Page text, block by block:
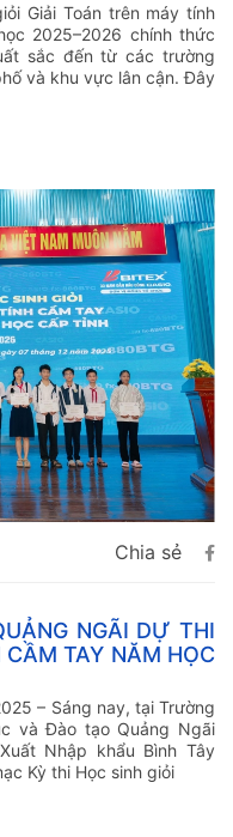
Giải Toán trên máy tính
2025–2026 chính thức
sắc đến từ các trường
và khu vực lân cận. Đây
Chia sẻ
NGÃI DỰ THI
TAY NĂM HỌC
– Sáng nay, tại Trường
và Đào tạo Quảng Ngãi
Nhập khẩu Bình Tây
Kỳ thi Học sinh giỏi